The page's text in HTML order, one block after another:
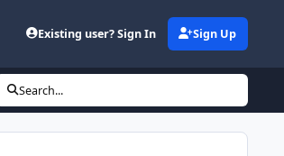
Existing user? Sign In Sign Up
Search...